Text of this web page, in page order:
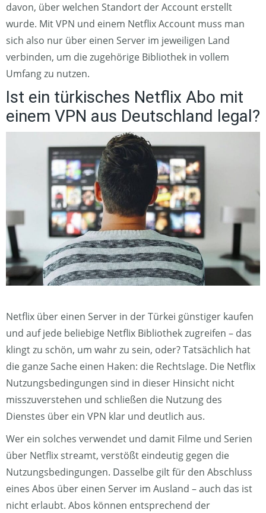
davon, über welchen Standort der Account erstellt
wurde. Mit VPN und einem Netflix Account muss man
sich also nur über einen Server im jeweiligen Land
verbinden, um die zugehörige Bibliothek in vollem
Umfang zu nutzen.
Ist ein türkisches Netflix Abo mit
einem VPN aus Deutschland legal?
Netflix über einen Server in der Türkei günstiger kaufen
und auf jede beliebige Netflix Bibliothek zugreifen – das
klingt zu schön, um wahr zu sein, oder? Tatsächlich hat
die ganze Sache einen Haken: die Rechtslage. Die Netflix
Nutzungsbedingungen sind in dieser Hinsicht nicht
misszuverstehen und schließen die Nutzung des
Dienstes über ein VPN klar und deutlich aus.
Wer ein solches verwendet und damit Filme und Serien
über Netflix streamt, verstößt eindeutig gegen die
Nutzungsbedingungen. Dasselbe gilt für den Abschluss
eines Abos über einen Server im Ausland – auch das ist
nicht erlaubt. Abos können entsprechend der